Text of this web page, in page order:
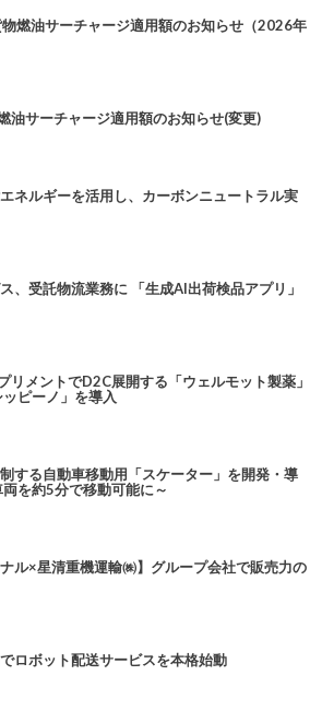
燃油サーチャージ適用額のお知らせ（2026年
サーチャージ適用額のお知らせ(変更)
ネルギーを活用し、カーボンニュートラル実
、受託物流業務に 「生成AI出荷検品アプリ」
リメントでD2C展開する「ウェルモット製薬」
ピーノ」を導入
する自動車移動用「スケーター」を開発・導
を約5分で移動可能に～
ル×星清重機運輸㈱】グループ会社で販売力の
ロボット配送サービスを本格始動